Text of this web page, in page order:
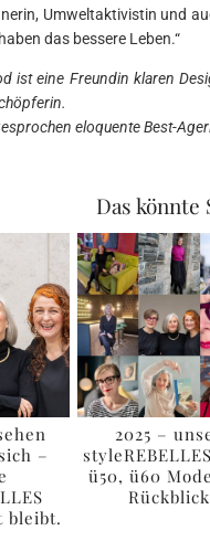
Umweltaktivistin und
das bessere Leben.“
ist eine Freundin klaren
eloquente Best-
Das könnte
–
bleibt.
2025 –
ü50, ü60
Rückblick